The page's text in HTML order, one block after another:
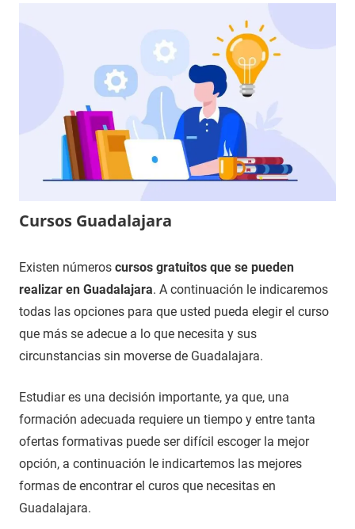
Cursos Guadalajara
9
de
diciembre
2020
Maria
Cursos
en
Guadalajara
Existen números cursos gratuitos que se pueden
realizar en Guadalajara. A continuación le indicaremos
todas las opciones para que usted pueda elegir el curso
que más se adecue a lo que necesita y sus
circunstancias sin moverse de Guadalajara.
Estudiar es una decisión importante, ya que, una
formación adecuada requiere un tiempo y entre tanta
ofertas formativas puede ser difícil escoger la mejor
opción, a continuación le indicartemos las mejores
formas de encontrar el curos que necesitas en
Guadalajara.